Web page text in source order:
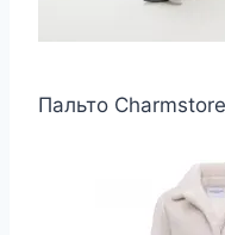
Пальто